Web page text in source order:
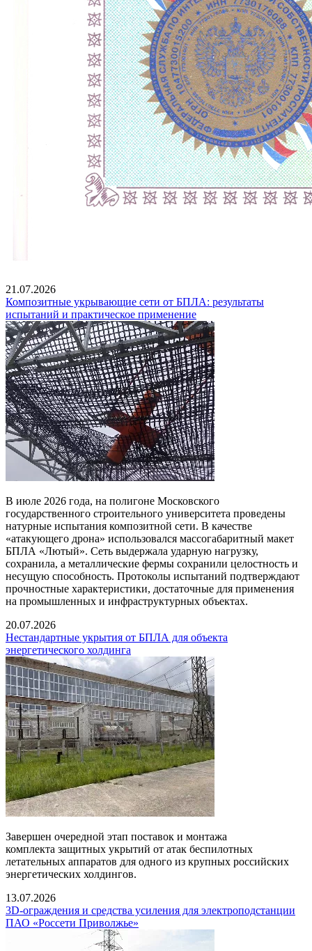
21.07.2026
Композитные укрывающие сети от БПЛА: результаты
испытаний и практическое применение
В июле 2026 года, на полигоне Московского
государственного строительного университета проведены
натурные испытания композитной сети. В качестве
«атакующего дрона» использовался массогабаритный макет
БПЛА «Лютый». Сеть выдержала ударную нагрузку,
сохранила, а металлические фермы сохранили целостность и
несущую способность. Протоколы испытаний подтверждают
прочностные характеристики, достаточные для применения
на промышленных и инфраструктурных объектах.
20.07.2026
Нестандартные укрытия от БПЛА для объекта
энергетического холдинга
Завершен очередной этап поставок и монтажа
комплекта защитных укрытий от атак беспилотных
летательных аппаратов для одного из крупных российских
энергетических холдингов.
13.07.2026
3D-ограждения и средства усиления для электроподстанции
ПАО «Россети Приволжье»